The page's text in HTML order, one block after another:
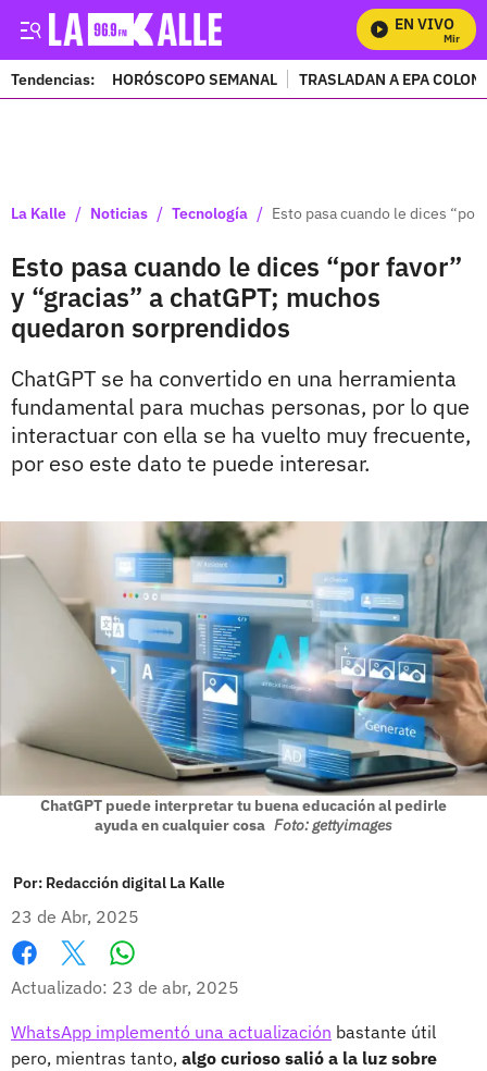
EN VIVO
Mira
Tendencias: HORÓSCOPO SEMANAL TRASLADAN A EPA
La Kalle / Noticias / Tecnología / Esto pasa cuando le dices
Esto pasa cuando le dices “por favor”
y “gracias” a chatGPT; muchos
quedaron sorprendidos
ChatGPT se ha convertido en una herramienta
fundamental para muchas personas, por lo que
interactuar con ella se ha vuelto muy frecuente,
por eso este dato te puede interesar.
ChatGPT puede interpretar tu buena educación al pedirle
ayuda en cualquier cosa Foto: gettyimages
Por: Redacción digital La Kalle
23 de Abr, 2025
Facebook
X
Actualizado: 23 de abr, 2025
WhatsApp implementó una actualización bastante útil
pero, mientras tanto, algo curioso salió a la luz sobre